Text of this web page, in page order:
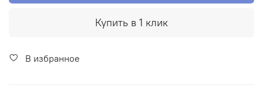
Купить в 1 клик
В избранное